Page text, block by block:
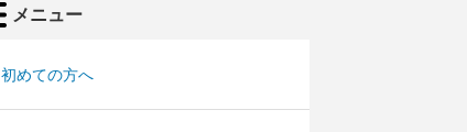
メニュー
初めての方へ